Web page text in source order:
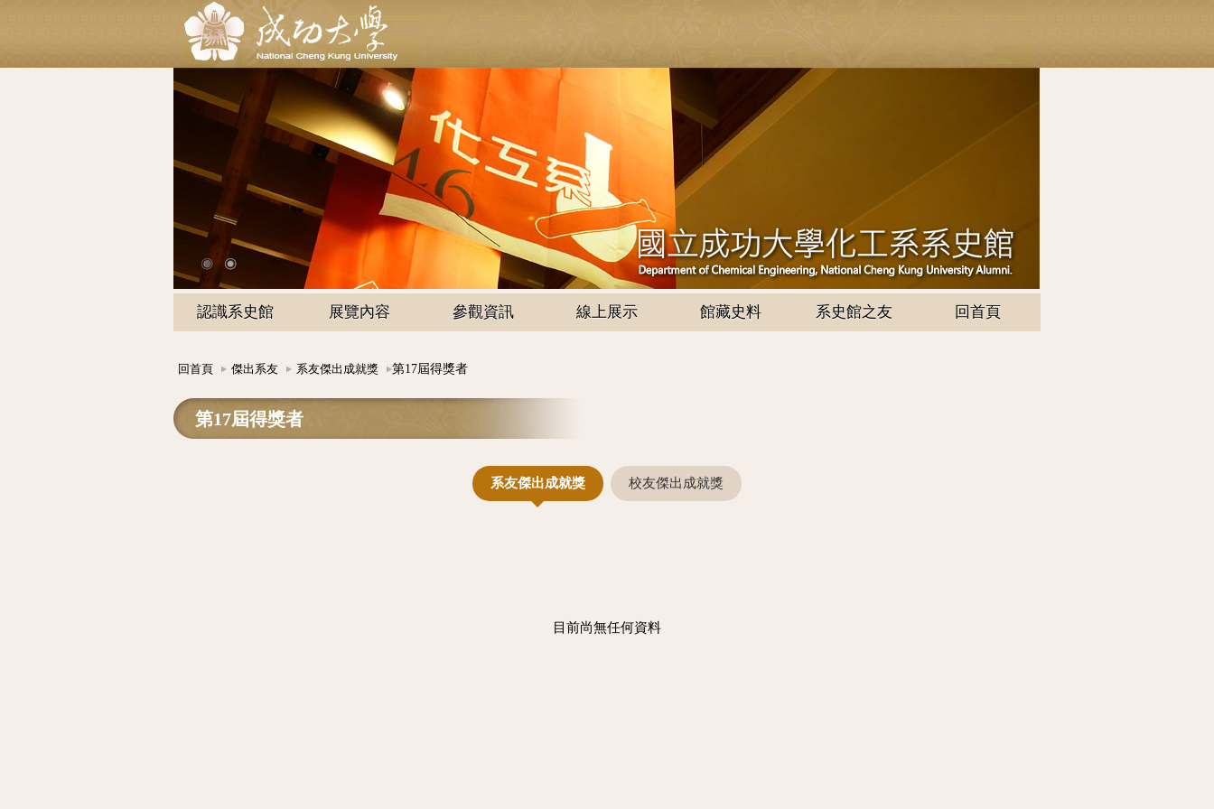
認識系史館 展覽內容 參觀資訊 線上展示 館藏史料 系史館之友 回首頁
回首頁 傑出系友 系友傑出成就獎 第17屆得獎者
第17屆得獎者
系友傑出成就獎 校友傑出成就獎
目前尚無任何資料